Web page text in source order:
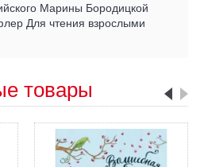
Марины Бородицкой
Для чтения взрослыми
товары